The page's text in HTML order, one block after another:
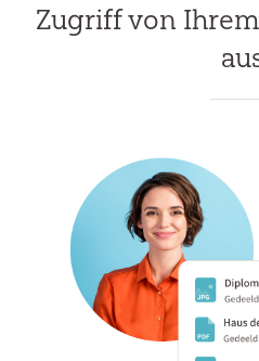
Zugriff von